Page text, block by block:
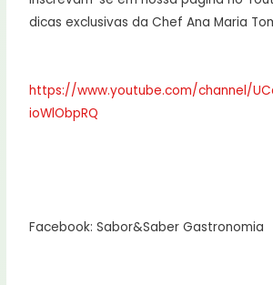
dicas exclusivas da Chef Ana Maria
https://www.youtube.com/channel/
ioWlObpRQ
Facebook: Sabor&Saber Gastronomia